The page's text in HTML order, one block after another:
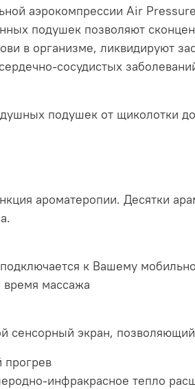
аэрокомпрессии Air
подушек позволяют
в организме, ликвидируют
сосудистых
подушек от щиколотки
ароматеропии. Десятки
к Вашему
время массажа
сенсорный экран,
прогрев
инфракрасное тепло